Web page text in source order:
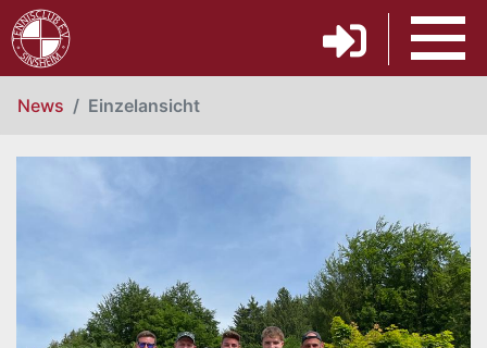
News Einzelansicht